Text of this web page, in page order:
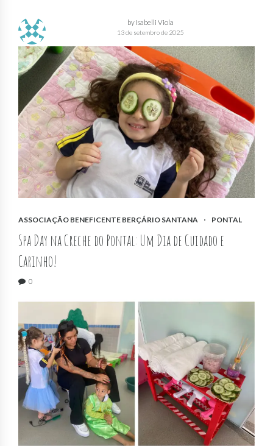
by Isabelli Viola
13 de setembro de 2025
ASSOCIAÇÃO BENEFICENTE BERÇÁRIO SANTANA PONTAL
Spa Day na Creche do Pontal: Um Dia de Cuidado e
Carinho!
0